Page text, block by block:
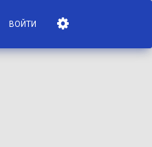
ВОЙТИ